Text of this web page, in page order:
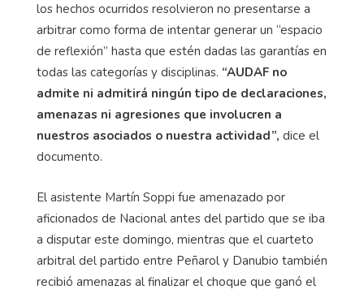
los hechos ocurridos resolvieron no presentarse a
arbitrar como forma de intentar generar un “espacio
de reflexión” hasta que estén dadas las garantías en
todas las categorías y disciplinas. “AUDAF no
admite ni admitirá ningún tipo de declaraciones,
amenazas ni agresiones que involucren a
nuestros asociados o nuestra actividad”, dice el
documento.
El asistente Martín Soppi fue amenazado por
aficionados de Nacional antes del partido que se iba
a disputar este domingo, mientras que el cuarteto
arbitral del partido entre Peñarol y Danubio también
recibió amenazas al finalizar el choque que ganó el